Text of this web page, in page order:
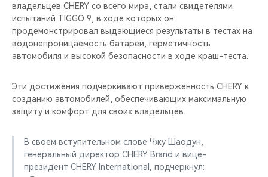
владельцев CHERY со всего мира, стали свидетелями
испытаний TIGGO 9, в ходе которых он
продемонстрировал выдающиеся результаты в тестах на
водонепроницаемость батареи, герметичность
автомобиля и высокой безопасности в ходе краш-теста.
Эти достижения подчеркивают приверженность CHERY к
созданию автомобилей, обеспечивающих максимальную
защиту и комфорт для своих владельцев.
В своем вступительном слове Чжу Шаодун,
генеральный директор CHERY Brand и вице-
президент CHERY International, подчеркнул: